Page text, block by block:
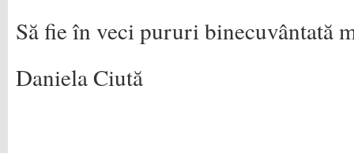
Să fie în veci pururi binecuvântată
Daniela Ciută